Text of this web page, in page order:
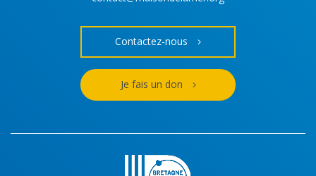
Contactez-nous
Je fais un don